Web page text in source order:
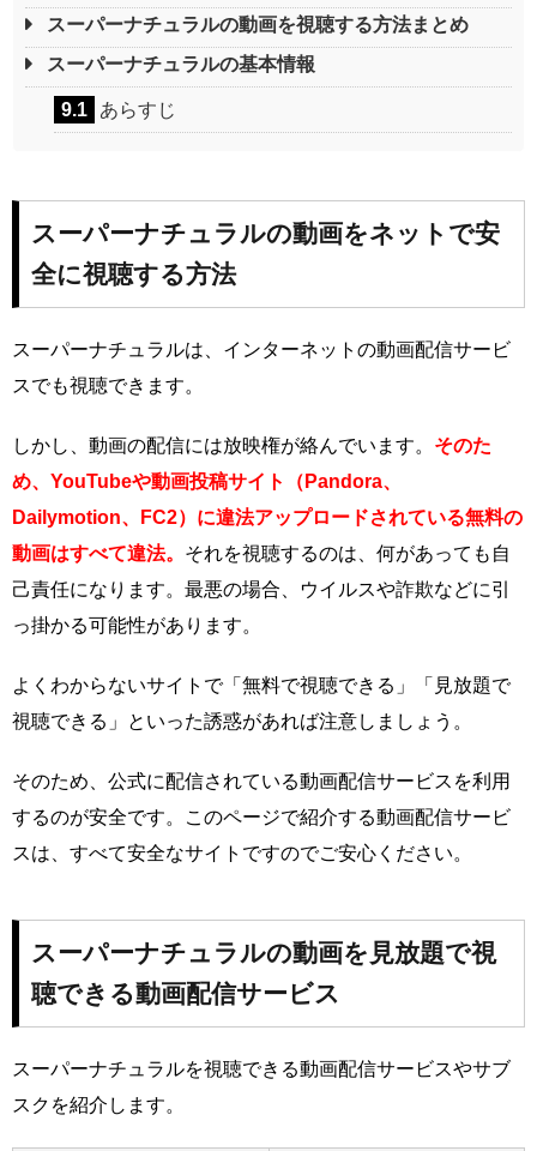
スーパーナチュラルの動画を視聴する方法まとめ
スーパーナチュラルの基本情報
9.1 あらすじ
スーパーナチュラルの動画をネットで安
全に視聴する方法
スーパーナチュラルは、インターネットの動画配信サービ
スでも視聴できます。
しかし、動画の配信には放映権が絡んでいます。 そのた
め、YouTubeや動画投稿サイト（Pandora、
Dailymotion、FC2）に違法アップロードされている無料の
動画はすべて違法。 それを視聴するのは、何があっても自
己責任になります。最悪の場合、ウイルスや詐欺などに引
っ掛かる可能性があります。
よくわからないサイトで「無料で視聴できる」「見放題で
視聴できる」といった誘惑があれば注意しましょう。
そのため、公式に配信されている動画配信サービスを利用
するのが安全です。このページで紹介する動画配信サービ
スは、すべて安全なサイトですのでご安心ください。
スーパーナチュラルの動画を見放題で視
聴できる動画配信サービス
スーパーナチュラルを視聴できる動画配信サービスやサブ
スクを紹介します。